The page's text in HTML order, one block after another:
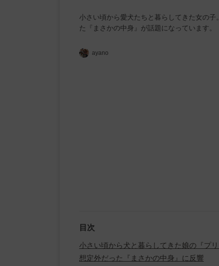
小さい頃から愛犬たちと暮らしてきた女の
た『まさかの中身』が話題になっています。
ayano
目次
小さい頃から犬と暮らしてきた娘の『プ
想定外だった『まさかの中身』に反響